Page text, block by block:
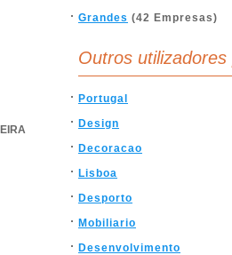
Grandes (42 Empresas)
Outros
Portugal
Design
Decoracao
Lisboa
Desporto
Mobiliario
Desenvolvimento